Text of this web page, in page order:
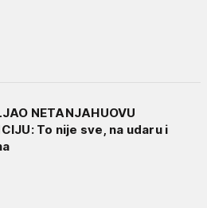
NETANJAHUOVU
To nije sve, na udaru i